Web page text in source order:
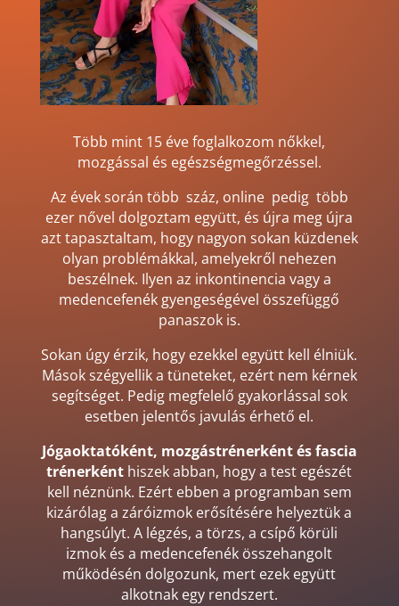
Több mint 15 éve foglalkozom nőkkel,
mozgással és egészségmegőrzéssel.
Az évek során több száz, online pedig több
ezer nővel dolgoztam együtt, és újra meg újra
azt tapasztaltam, hogy nagyon sokan küzdenek
olyan problémákkal, amelyekről nehezen
beszélnek. Ilyen az inkontinencia vagy a
medencefenék gyengeségével összefüggő
panaszok is.
Sokan úgy érzik, hogy ezekkel együtt kell élniük.
Mások szégyellik a tüneteket, ezért nem kérnek
segítséget. Pedig megfelelő gyakorlással sok
esetben jelentős javulás érhető el.
Jógaoktatóként, mozgástrénerként és fascia
trénerként hiszek abban, hogy a test egészét
kell néznünk. Ezért ebben a programban sem
kizárólag a záróizmok erősítésére helyeztük a
hangsúlyt. A légzés, a törzs, a csípő körüli
izmok és a medencefenék összehangolt
működésén dolgozunk, mert ezek együtt
alkotnak egy rendszert.